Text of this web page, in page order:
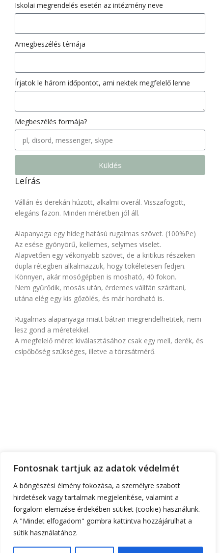
Fontosnak tartjuk az adatok védelmét
A böngészési élmény fokozása, a személyre szabott
hirdetések vagy tartalmak megjelenítése, valamint a
forgalom elemzése érdekében sütiket (cookie) használunk.
A "Mindet elfogadom" gombra kattintva hozzájárulhat a
sütik használatához.
Iskolai megrendelés esetén az intézmény neve
Amegbeszélés témája
Írjatok le három időpontot, ami nektek megfelelő lenne
Megbeszélés formája?
Küldés
Leírás
Vállán és derekán húzott, alkalmi overál. Visszafogott,
elegáns fazon. Minden méretben jól áll.
Alapanyaga egy hideg hatású rugalmas szövet. (100%Pe)
Az esése gyönyörű, kellemes, selymes viselet.
Alapvetően egy vékonyabb szövet, de a kritikus részeken
dupla rétegben alkalmazzuk, hogy tökéletesen fedjen.
Könnyen, akár mosógépben is mosható, 40 fokon.
Nem gyűrődik, mosás után, érdemes vállfán szárítani,
utána elég egy kis gőzölés, és már hordható is.
Rugalmas alapanyaga miatt bátran megrendelhetitek, nem
lesz gond a méretekkel.
A megfelelő méret kiválasztásához csak egy mell, derék, és
csípőbőség szükséges, illetve a törzsátmérő.
FŐOLDAL RÓLUNK TEMATIKA FONTOS INFÓK RUHATERVEZŐ
ÁRAKKAPCSOLAT
+36 30 555 6 444
gorzoheni@gmail.com
1182 Budapest, Kézdivásárhely utca 24.a